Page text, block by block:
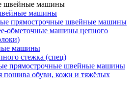
машины
прямострочные швейные машины
обметочные машины цепного
машины
стежка (спец)
прямострочные швейные машины
обуви, кожи и тяжёлых